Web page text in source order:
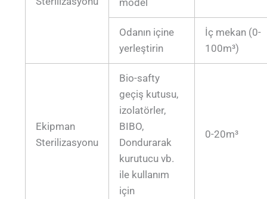
Odanın içine
yerleştirin
İç mekan (0-
100m³)
Ekipman
Sterilizasyonu
Bio-safty
geçiş kutusu,
izolatörler,
BIBO,
Dondurarak
kurutucu vb.
ile kullanım
için
0-20m³